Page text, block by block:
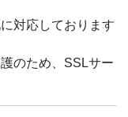
対応しております
のため、SSLサー